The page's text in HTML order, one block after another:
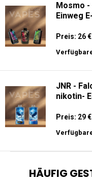
Mosmo -
Einweg
Preis: 26 €
JNR -
nikotin-
Preis: 29 €
HÄUFIG